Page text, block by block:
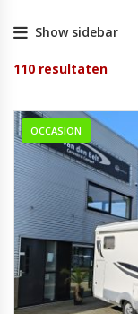
Show sidebar
110 resultaten
OCCASION